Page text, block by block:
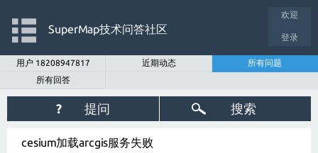
欢迎
登录
SuperMap技术问答社区
用户 18208947817 近期动态
所有问题
所有回答
? 提问 搜索
cesium加载arcgis服务失败